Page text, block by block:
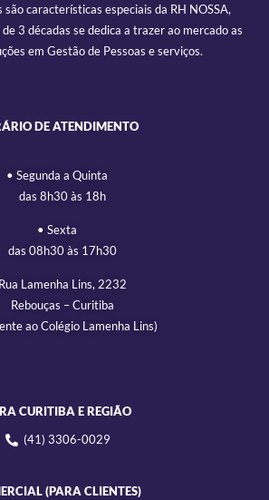
são características especiais da RH NOSSA,
3 décadas se dedica a trazer ao mercado as
em Gestão de Pessoas e serviços.
DE ATENDIMENTO
• Segunda a Quinta
das 8h30 às 18h
• Sexta
das 08h30 às 17h30
Lamenha Lins, 2232
Rebouças – Curitiba
ao Colégio Lamenha Lins)
CURITIBA E REGIÃO
(41) 3306-0029
(PARA CLIENTES)